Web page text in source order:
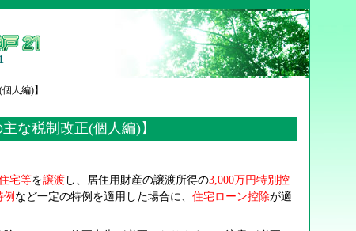
人編)】
主な税制改正(個人編)】
宅等を譲渡 し、居住用財産の譲渡所得の3,000万円特別控
例 など一定の特例を適用した場合に、 住宅ローン控除が適